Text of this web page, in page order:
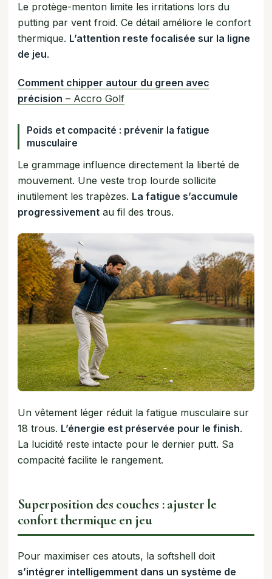
Le protège-menton limite les irritations lors du
putting par vent froid. Ce détail améliore le confort
thermique. L’attention reste focalisée sur la ligne
de jeu.
Comment chipper autour du green avec
précision – Accro Golf
Poids et compacité : prévenir la fatigue
musculaire
Le grammage influence directement la liberté de
mouvement. Une veste trop lourde sollicite
inutilement les trapèzes. La fatigue s’accumule
progressivementau fil des trous.
Un vêtement léger réduit la fatigue musculaire sur
18 trous. L’énergie est préservée pour le finish.
La lucidité reste intacte pour le dernier putt. Sa
compacité facilite le rangement.
Superposition des couches : ajuster le
confort thermique en jeu
Pour maximiser ces atouts, la softshell doit
s’intégrer intelligemment dans un système de